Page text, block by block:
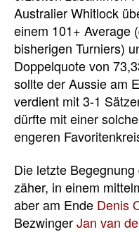
Australier Whitlock
einem 101+ Average
bisherigen Turniers)
Doppelquote von
sollte der Aussie am
verdient mit 3-1
dürfte mit einer
engeren
Die letzte
zäher, in einem
aber am Ende Denis
BezwingerJan van